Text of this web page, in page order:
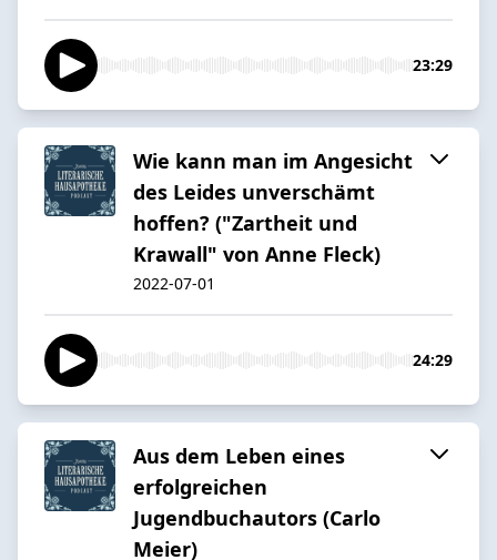
23:29
Wie kann man im Angesicht
des Leides unverschämt
hoffen? ("Zartheit und
Krawall" von Anne Fleck)
2022-07-01
24:29
Aus dem Leben eines
erfolgreichen
Jugendbuchautors (Carlo
Meier)